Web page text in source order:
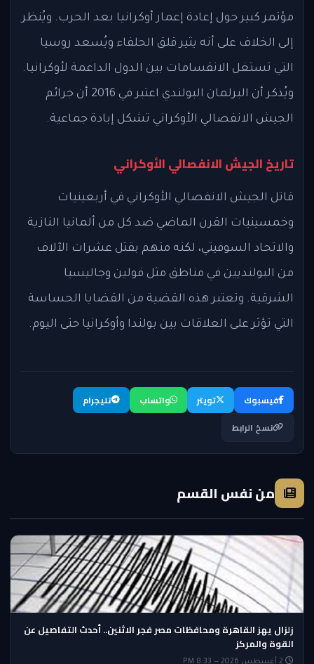
مؤتمر كبير حول إعادة إعمار أوكرانيا بعد الحرب. ويُنظر
إلى الخلاف على أنه يثير قلق الحلفاء ويُسعد روسيا
التي تستغل الانقسامات بين الدول الداعمة لأوكرانيا.
ويُذكر أن البرلمان البولندي اعتبر في 2016 أن جرائم
الجيش الانفصالي الأوكراني تشكل إبادة جماعية.
تاريخ الجيش الانفصالي الأوكراني
قاتل الجيش الانفصالي الأوكراني في أربعينيات
وخمسينيات القرن الماضي ضد كل من ألمانيا النازية
والاتحاد السوفيتي، لكنه متهم بقتل عشرات الآلاف
من البولنديين في مناطق مثل فولين وجاليسيا
الشرقية. وتعتبر هذه القضية من القضايا الحساسة
التي تؤثر على العلاقات بين بولندا وأوكرانيا حتى اليوم.
فيسبوك تويتر واتساب
تليجرام
نسخ الرابط
من نفس القسم
زلزال يهز القاهرة ومحافظات مصر فجر الاثنين.. أحدث التفاصيل عن
القوة والمركز